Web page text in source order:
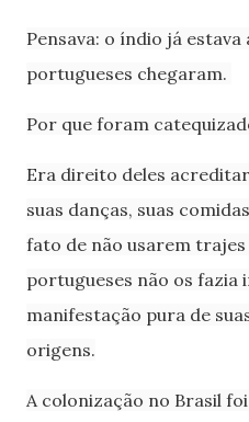
Pensava: o índio já estava
portugueses chegaram.
Por que foram
Era direito deles
suas danças, suas
fato de não usarem
portugueses não os fazia
manifestação pura de
origens.
A colonização no Brasil